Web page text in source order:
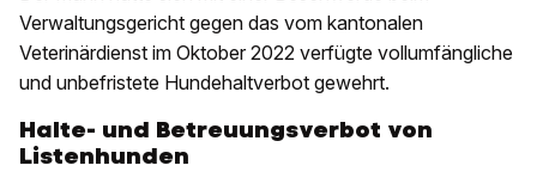
Verwaltungsgericht gegen das vom kantonalen
Veterinärdienst im Oktober 2022 verfügte vollumfängliche
und unbefristete Hundehaltverbot gewehrt.
Halte- und Betreuungsverbot von
Listenhunden